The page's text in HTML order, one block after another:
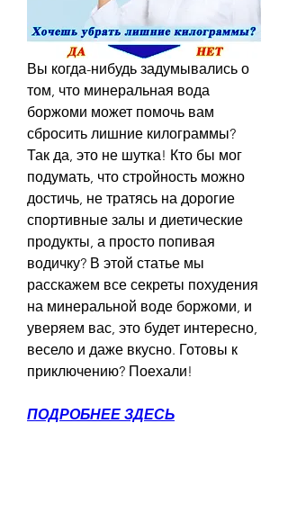
Вы когда-нибудь задумывались о
том, что минеральная вода
боржоми может помочь вам
сбросить лишние килограммы?
Так да, это не шутка! Кто бы мог
подумать, что стройность можно
достичь, не тратясь на дорогие
спортивные залы и диетические
продукты, а просто попивая
водичку? В этой статье мы
расскажем все секреты похудения
на минеральной воде боржоми, и
уверяем вас, это будет интересно,
весело и даже вкусно. Готовы к
приключению? Поехали!
ПОДРОБНЕЕ ЗДЕСЬ